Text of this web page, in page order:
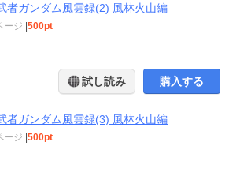
者ガンダム風雲録(2) 風林火山編
ージ 500pt
試し読み 購入する
者ガンダム風雲録(3) 風林火山編
ージ 500pt